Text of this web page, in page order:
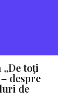
„De toţi
despre
de